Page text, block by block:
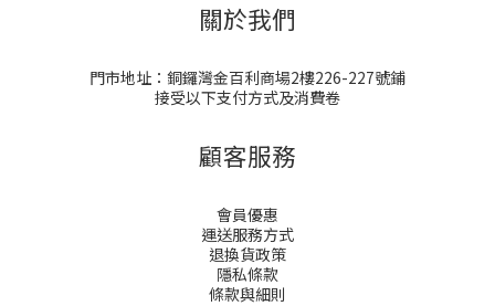
關於我們
門市地址：銅鑼灣金百利商場2樓226-227號鋪
接受以下支付方式及消費卷
顧客服務
會員優惠
運送服務方式
退換貨政策
隱私條款
條款與細則